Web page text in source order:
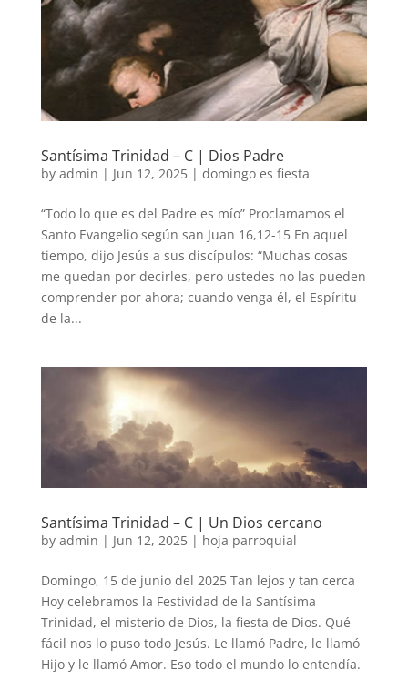
Santísima Trinidad – C | Dios Padre
by admin | Jun 12, 2025| domingo es fiesta
“Todo lo que es del Padre es mío” Proclamamos el
Santo Evangelio según san Juan 16,12-15 En aquel
tiempo, dijo Jesús a sus discípulos: “Muchas cosas
me quedan por decirles, pero ustedes no las pueden
comprender por ahora; cuando venga él, el Espíritu
de la...
Santísima Trinidad – C | Un Dios cercano
by admin | Jun 12, 2025| hoja parroquial
Domingo, 15 de junio del 2025 Tan lejos y tan cerca
Hoy celebramos la Festividad de la Santísima
Trinidad, el misterio de Dios, la fiesta de Dios. Qué
fácil nos lo puso todo Jesús. Le llamó Padre, le llamó
Hijo y le llamó Amor. Eso todo el mundo lo entendía.